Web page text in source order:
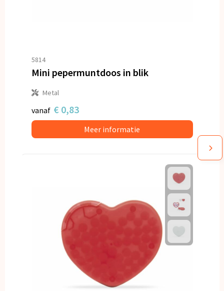
5814
Mini pepermuntdoos in blik
Metal
vanaf € 0,83
Meer informatie